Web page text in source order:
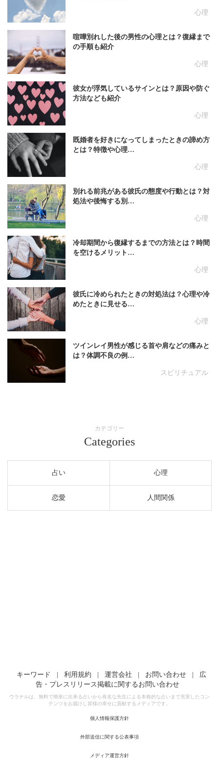
心理
心理
喧嘩別れした後の男性の心理とは？復縁まで
の手順も紹介
心理
彼女が浮気しているサインとは？原因や防ぐ
方法なども紹介
心理
既婚者を好きになってしまったときの諦め方
とは？特徴や心理…
心理
別れる前兆がある彼氏の態度や行動とは？対
処法や後悔する別…
心理
冷却期間から復縁するまでの方法とは？時間
を空けるメリット…
心理
彼氏に冷められたときの対処法は？心理や冷
めたときに見せる…
スピリチュアル
ツインレイ男性が感じる首や肩などの痛みと
は？体調不良の例…
カテゴリー
Categories
占い 心理
恋愛 人間関係
キーワード | 利用規約 | 運営会社 | お問い合わせ |
広
告・プレスリリース掲載に関するお問い合わせ
ウラナルは、無料で簡単に出来る占いから有名な先生による本格的な占いまで充実したコン
テンツをお届けし皆様の幸せに貢献するメディアです。
個人情報保護方針
外部送信に関する公表事項
メディア運営方針